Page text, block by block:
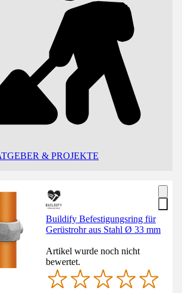
& PROJEKTE
Buildify Befestigungsring für
Gerüstrohr aus Stahl Ø 33 mm
Artikel wurde noch nicht
bewertet.